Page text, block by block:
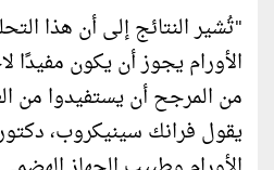
"تُشير النتائج إلى أن هذا
الأورام يجوز أن يكون مفيدًا
من المرجح أن يستفيدوا من
يقول فرانك سينيكروب،